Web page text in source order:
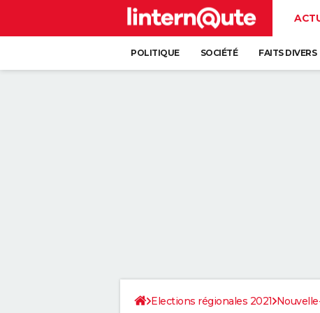
POLITIQUE SOCIÉTÉ FAITS DIVERS
Elections régionales 2021